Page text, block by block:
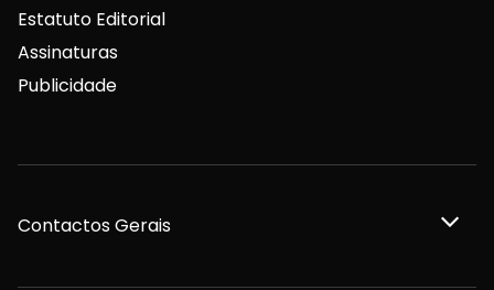
Estatuto Editorial
Assinaturas
Publicidade
Contactos Gerais